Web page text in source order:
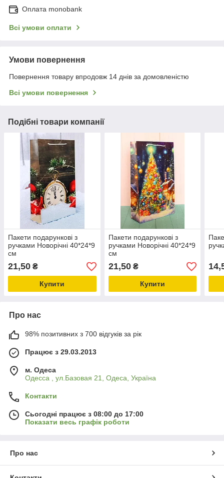
Оплата monobank
Всі умови оплати
Умови повернення
Повернення товару впродовж 14 днів за домовленістю
Всі умови повернення
Подібні товари компанії
Пакети подарункові з
ручками Новорічні 40*24*9
см
21,50 ₴
Купити
Пакети подарункові з
ручками Новорічні 40*24*9
см
21,50₴
Купити
Про нас
98% позитивних з 700 відгуків за рік
Працює з 29.03.2013
м. Одеса
Одесса , ул.Базовая 21, Одеса, Україна
Контакти
Сьогодні працює з 08:00 до 17:00
Показати весь графік роботи
Про нас